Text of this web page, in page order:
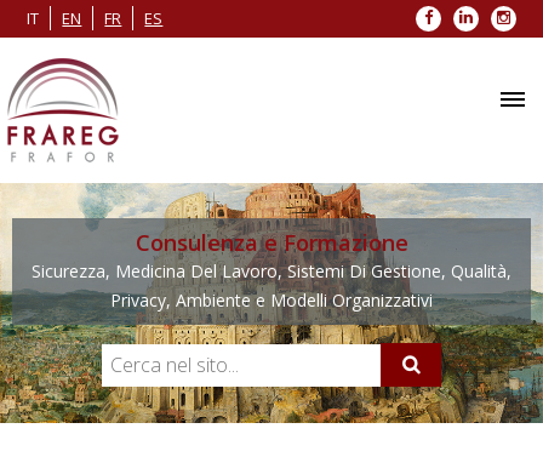
IT EN FR ES Facebook
LinkedIn
Consulenza e Formazione
Sicurezza, Medicina Del Lavoro, Sistemi Di Gestione, Qualità,
Privacy, Ambiente e Modelli Organizzativi